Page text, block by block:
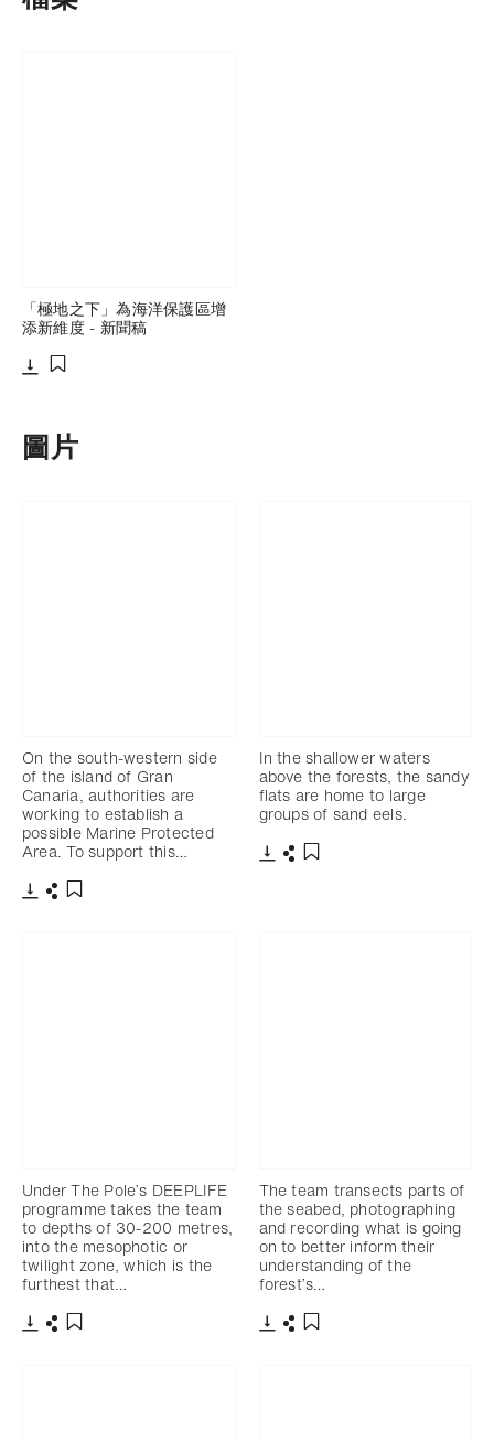
「極地之下」為海洋保護區增
添新維度 - 新聞稿
圖片
On the south-western side
of the island of Gran
Canaria, authorities are
working to establish a
possible Marine Protected
Area. To support this…
In the shallower waters
above the forests, the sandy
flats are home to large
groups of sand eels.
Under The Pole’s DEEPLIFE
programme takes the team
to depths of 30-200 metres,
into the mesophotic or
twilight zone, which is the
furthest that…
The team transects parts of
the seabed, photographing
and recording what is going
on to better inform their
understanding of the
forest’s…